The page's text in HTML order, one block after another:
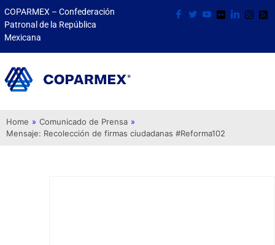
COPARMEX – Confederación
Patronal de la República
Mexicana
Home » Comunicado de Prensa »
Mensaje: Recolección de firmas ciudadanas #Reforma102